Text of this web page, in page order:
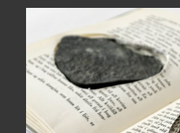
Due metà = due